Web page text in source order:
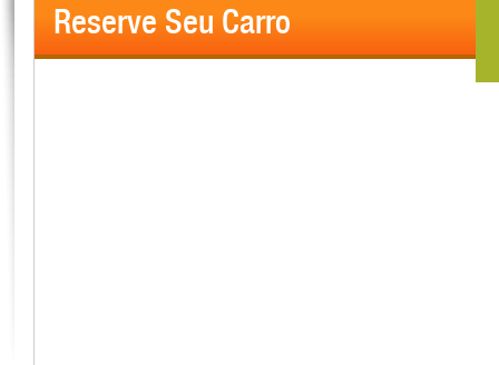
Reserve Seu Carro